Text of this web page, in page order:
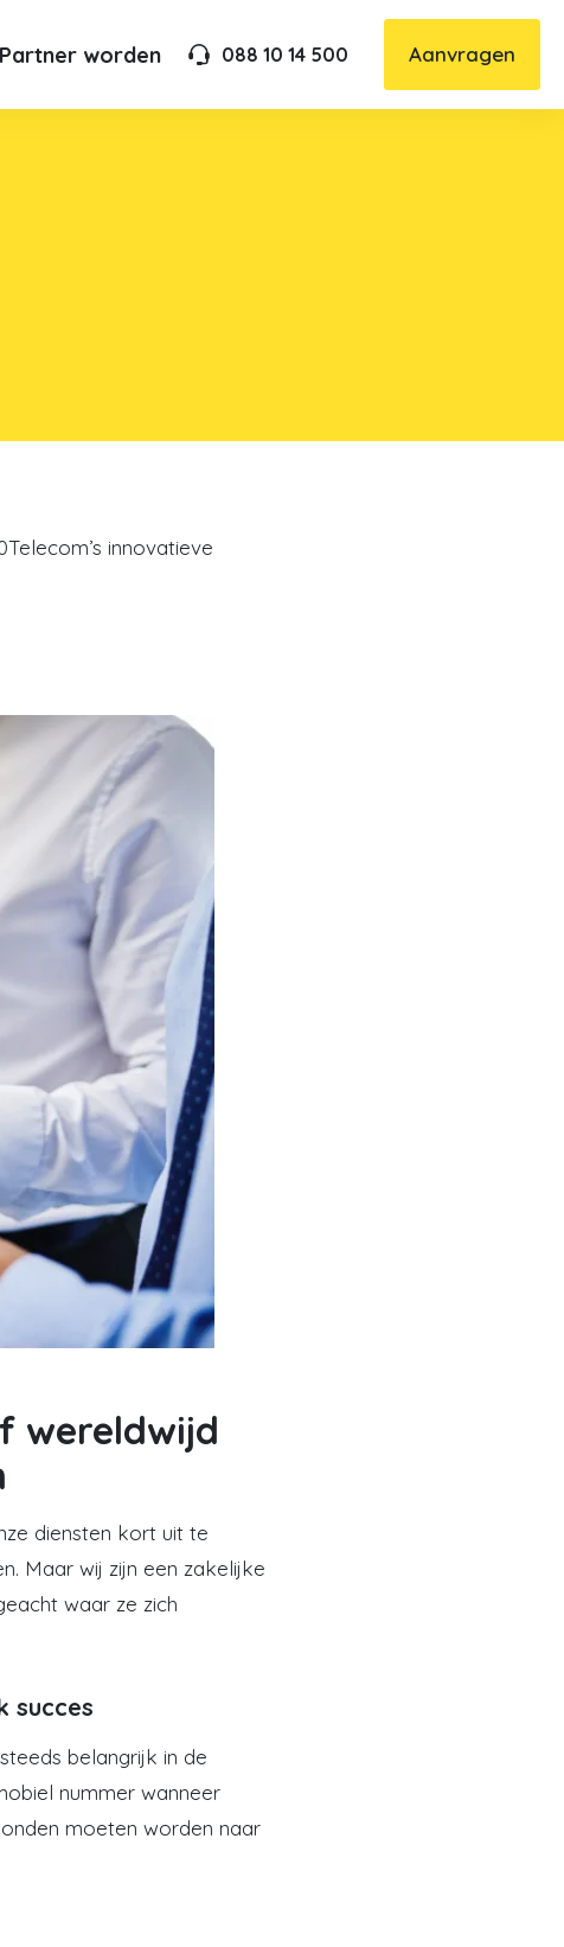
Partner worden 088 10 14 500 Aanvragen
innovatieve
wereldwijd
diensten kort uit te
Maar wij zijn een zakelijke
waar ze zich
succes
belangrijk in de
nummer wanneer
moeten worden naar